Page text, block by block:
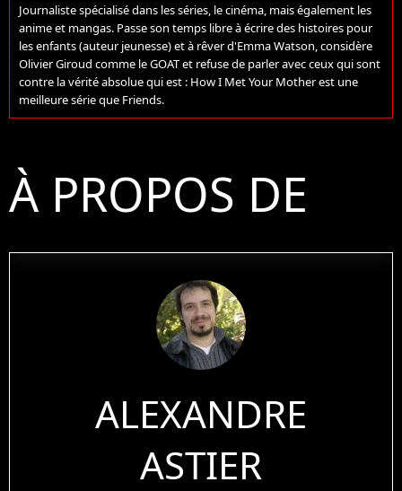
Journaliste spécialisé dans les séries, le cinéma, mais également les
anime et mangas. Passe son temps libre à écrire des histoires pour
les enfants (auteur jeunesse) et à rêver d'Emma Watson, considère
Olivier Giroud comme le GOAT et refuse de parler avec ceux qui sont
contre la vérité absolue qui est : How I Met Your Mother est une
meilleure série que Friends.
À PROPOS DE
ALEXANDRE
ASTIER